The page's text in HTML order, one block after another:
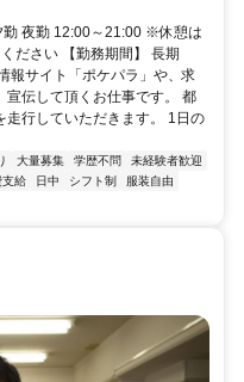
勤 夜勤 12:00～21:00 ※休憩は
ださい 【勤務期間】 長期
報サイト「ポケパラ」や、求
宣伝して頂くお仕事です。 都
走行していただきます。 1日の
大量募集 学歴不問
未経験者歓迎
支給 日中 シフト制
服装自由